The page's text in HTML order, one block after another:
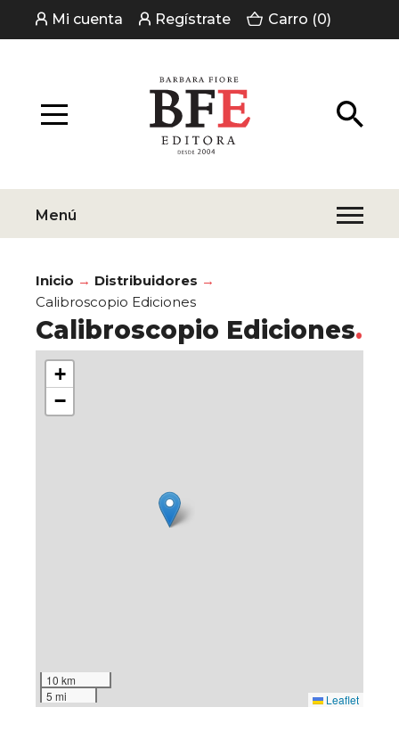
Mi cuenta Regístrate Carro (0)
Menú
Inicio
Distribuidores
Calibroscopio Ediciones
Calibroscopio Ediciones
+
−
10 km
5 mi
Leaflet